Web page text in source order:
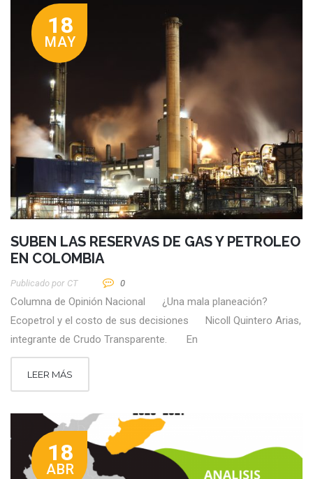
18
MAY
SUBEN LAS RESERVAS DE GAS Y PETROLEO
EN COLOMBIA
Publicado por CT 0
Columna de Opinión Nacional ¿Una mala planeación?
Ecopetrol y el costo de sus decisiones Nicoll Quintero Arias,
integrante de Crudo Transparente. En
LEER MÁS
18
ABR